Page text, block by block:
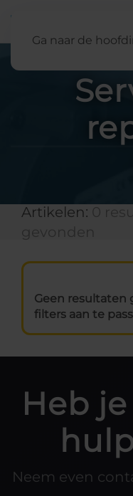
Ga naar de
Artikelen:
Geen resultaten
filters aan te
Heb
Neem even